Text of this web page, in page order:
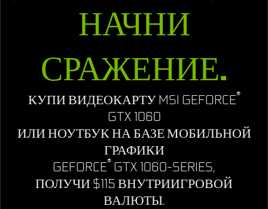
НАЧНИ
СРАЖЕНИЕ.
КУПИ ВИДЕОКАРТУ MSI GEFORCE®
GTX 1060
ИЛИ НОУТБУК НА БАЗЕ МОБИЛЬНОЙ
ГРАФИКИ
GEFORCE® GTX 1060-SERIES,
ПОЛУЧИ $115 ВНУТРИИГРОВОЙ
ВАЛЮТЫ.